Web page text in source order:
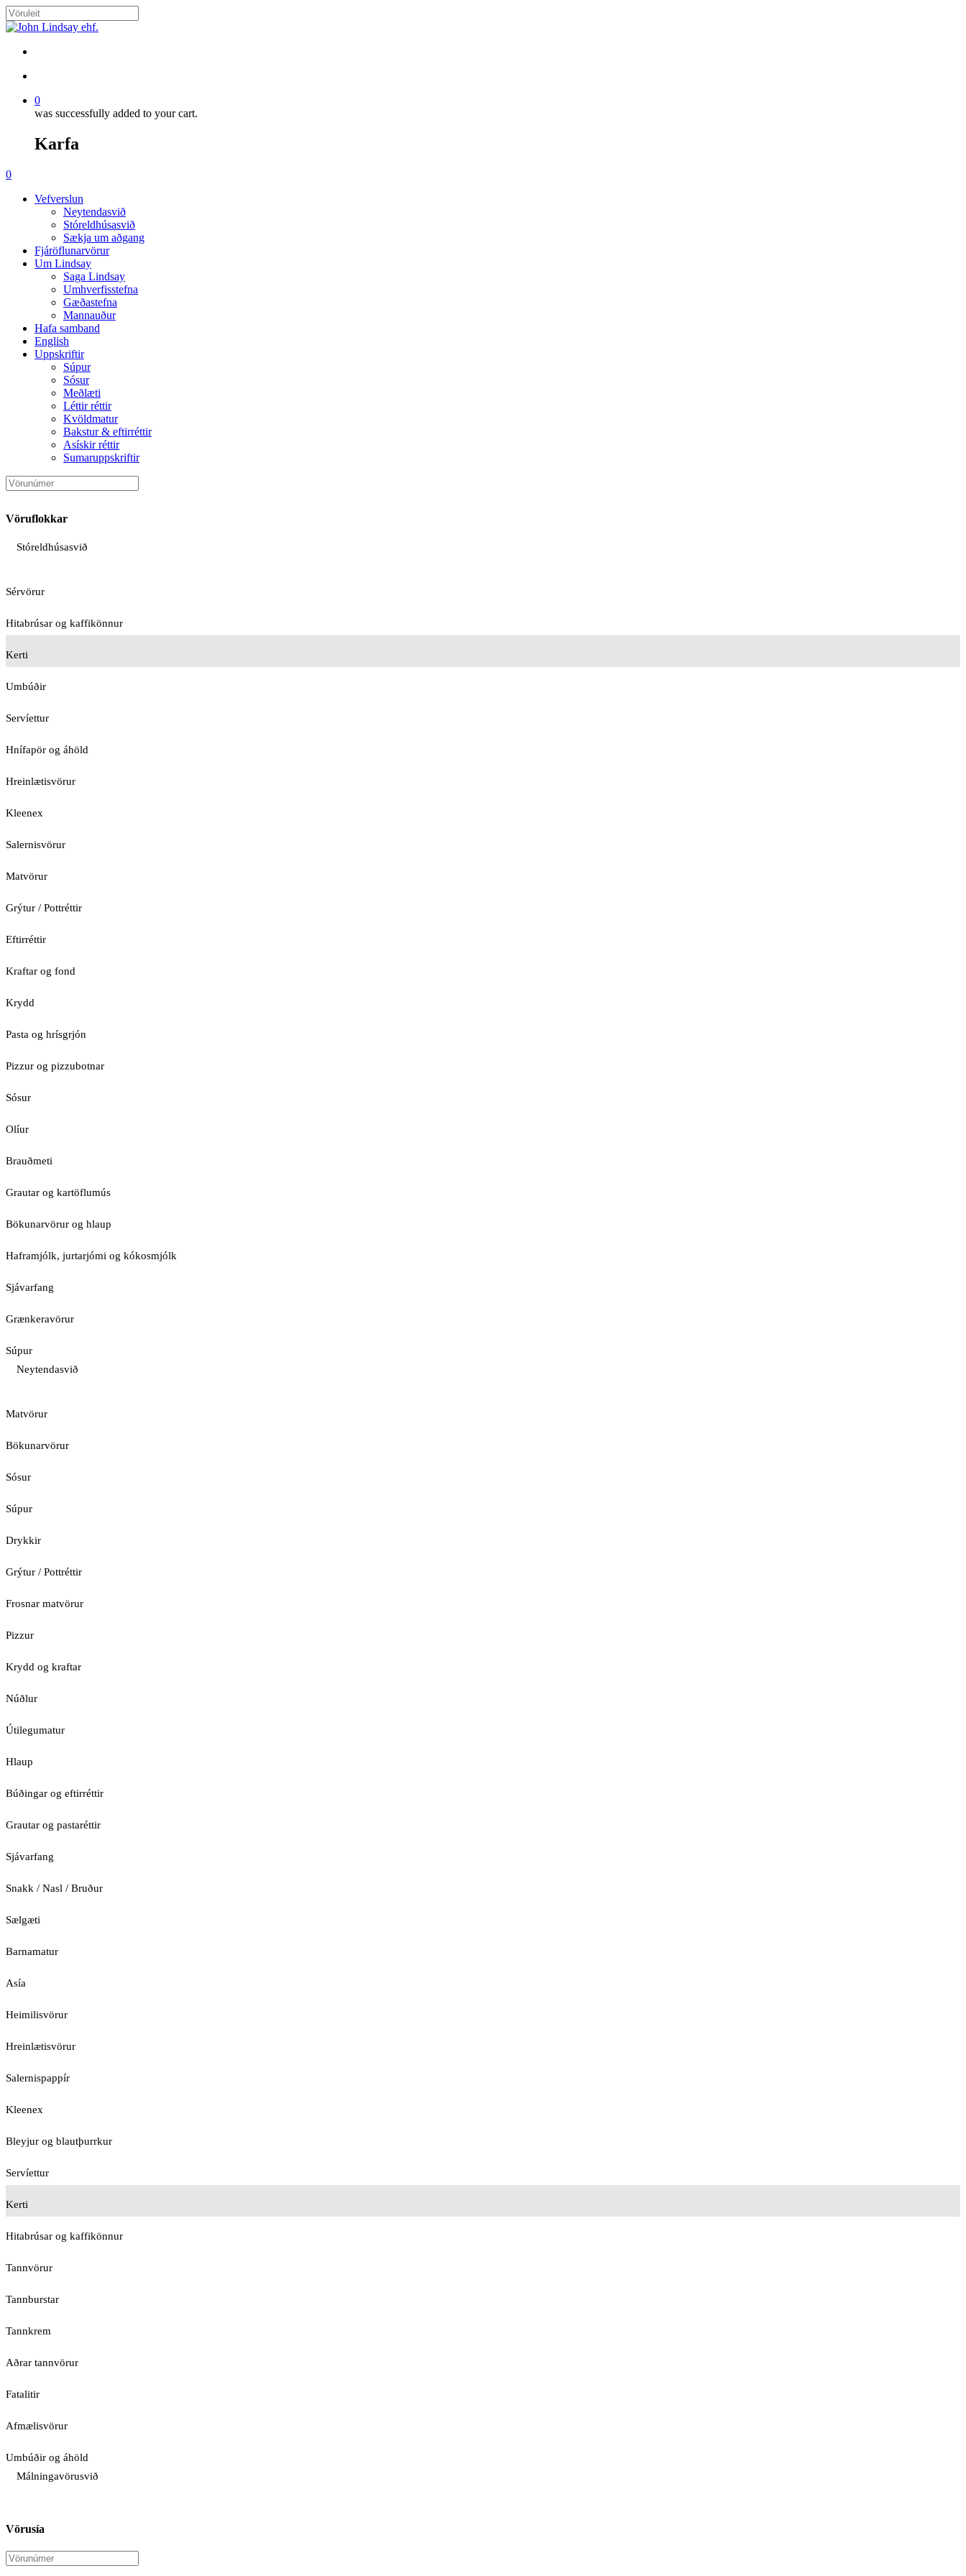
Skip
to
content
Close
0
was successfully added to your cart.
Karfa
Menu
search
account
0
Vefverslun
Neytendasvið
Stóreldhúsasvið
Sækja um aðgang
Fjáröflunarvörur
Um Lindsay
Saga Lindsay
Umhverfisstefna
Gæðastefna
Mannauður
Hafa samband
English
Uppskriftir
Súpur
Sósur
Meðlæti
Léttir réttir
Kvöldmatur
Bakstur & eftirréttir
Asískir réttir
Sumaruppskriftir
Vöruflokkar
Stóreldhúsasvið
Sérvörur
Hitabrúsar og kaffikönnur
Kerti
Umbúðir
Servíettur
Hnífapör og áhöld
Hreinlætisvörur
Kleenex
Salernisvörur
Matvörur
Grýtur / Pottréttir
Eftirréttir
Kraftar og fond
Krydd
Pasta og hrísgrjón
Pizzur og pizzubotnar
Sósur
Olíur
Brauðmeti
Grautar og kartöflumús
Bökunarvörur og hlaup
Haframjólk, jurtarjómi og kókosmjólk
Sjávarfang
Grænkeravörur
Súpur
Neytendasvið
Matvörur
Bökunarvörur
Sósur
Súpur
Drykkir
Grýtur / Pottréttir
Frosnar matvörur
Pizzur
Krydd og kraftar
Núðlur
Útilegumatur
Hlaup
Búðingar og eftirréttir
Grautar og pastaréttir
Sjávarfang
Snakk / Nasl / Bruður
Sælgæti
Barnamatur
Asía
Heimilisvörur
Hreinlætisvörur
Salernispappír
Kleenex
Bleyjur og blautþurrkur
Servíettur
Kerti
Hitabrúsar og kaffikönnur
Tannvörur
Tannburstar
Tannkrem
Aðrar tannvörur
Fatalitir
Afmælisvörur
Umbúðir og áhöld
Málningavörusvið
Vörusía